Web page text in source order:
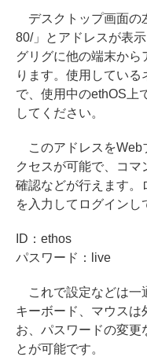
デスクトップ画面の
80/」とアドレスが表
グリグに他の端末から
ります。使用してい
で、使用中のethOS上
してください。
このアドレスをWeb
クセスが可能で、コ
確認などが行えます。
を入力してログインし
ID：ethos
パスワード：live
これで設定などは一
キーボード、マウスは
お、パスワードの変更
とが可能です。